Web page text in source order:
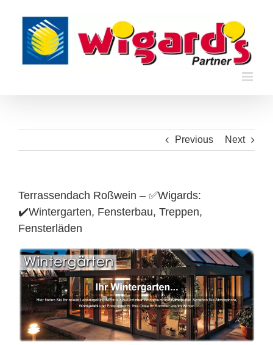
content
Previous Next
Terrassendach Roßwein – ✅Wigards:
✔️Wintergarten, Fensterbau, Treppen,
Fensterläden